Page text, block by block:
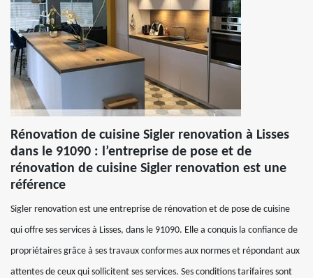
Rénovation de cuisine Sigler renovation à Lisses
dans le 91090 : l’entreprise de pose et de
rénovation de cuisine Sigler renovation est une
référence
Sigler renovation est une entreprise de rénovation et de pose de cuisine
qui offre ses services à Lisses, dans le 91090. Elle a conquis la confiance de
propriétaires grâce à ses travaux conformes aux normes et répondant aux
attentes de ceux qui sollicitent ses services. Ses conditions tarifaires sont